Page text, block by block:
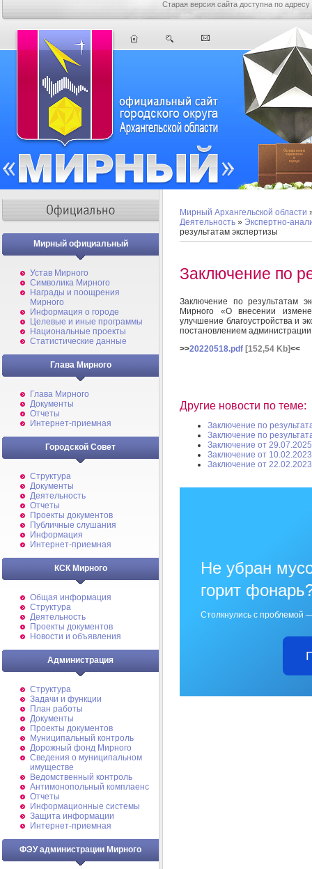
Старая версия сайта доступна по адресу
Мирный официальный
Устав Мирного
Символика Мирного
Награды и поощрения
Мирного
Информация о городе
Целевые и иные программы
Национальные проекты
Статистические данные
Глава Мирного
Глава Мирного
Документы
Отчеты
Интернет-приемная
Городской Совет
Структура
Документы
Деятельность
Отчеты
Проекты документов
Публичные слушания
Информация
Интернет-приемная
КСК Мирного
Общая информация
Структура
Деятельность
Проекты документов
Новости и объявления
Администрация
Структура
Задачи и функции
План работы
Документы
Проекты документов
Муниципальный контроль
Дорожный фонд Мирного
Cведения о муниципальном
имуществе
Ведомственный контроль
Антимонопольный комплаенс
Отчеты
Информационные системы
Защита информации
Интернет-приемная
ФЭУ администрации Мирного
Мирный Архангельской области
Деятельность » Экспертно-
результатам экспертизы
Заключение по
Заключение по результатам
Мирного «О внесении
улучшение благоустройства и
постановлением
>>20220518.pdf [152,54 Kb]<<
Другие новости по теме:
Заключение по
Заключение по
Заключение от 29.07.2025
Заключение от 10.02.2023
Заключение от 22.02.2023
Не убран
горит
Столкнулись с проблемой